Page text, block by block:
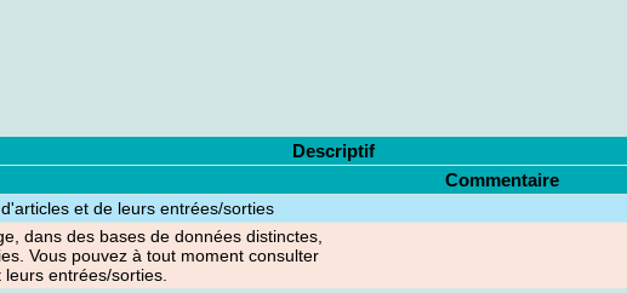
Descriptif
Commentaire
et de leurs entrées/sorties
dans des bases de données distinctes,
Vous pouvez à tout moment consulter
entrées/sorties.